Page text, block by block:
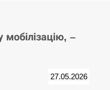
розділив навпіл
мобілізацію, –
27.05.2026